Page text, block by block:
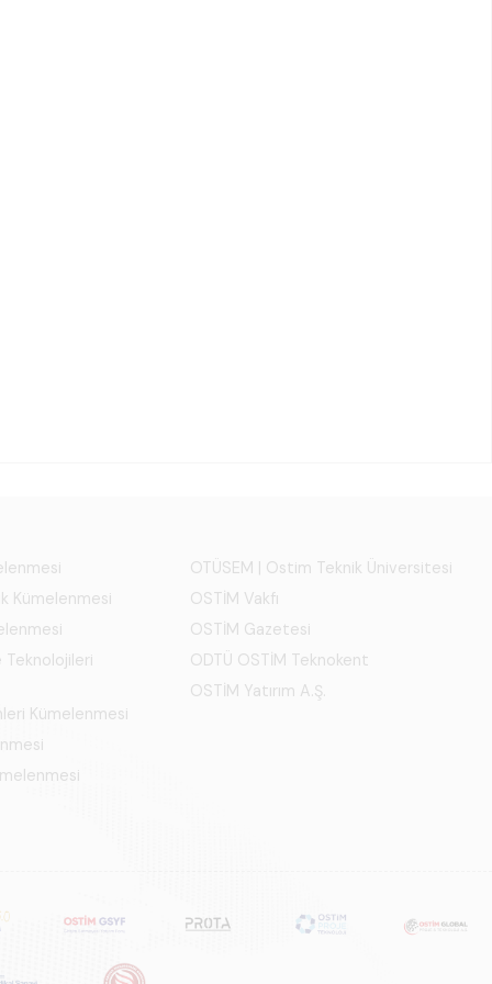
Kümelenmesi
Teknolojileri
Kümelenmesi
OTÜSEM | Ostim Teknik Üniversitesi
OSTİM Vakfı
OSTİM Gazetesi
ODTÜ OSTİM Teknokent
OSTİM Yatırım A.Ş.